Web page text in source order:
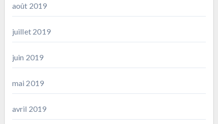
août 2019
juillet 2019
juin 2019
mai 2019
avril 2019